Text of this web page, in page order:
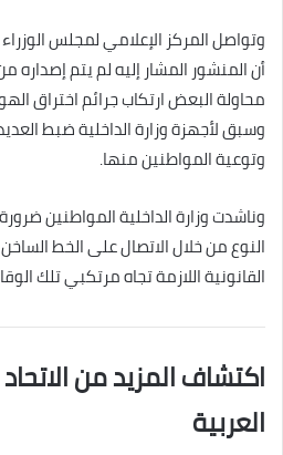
وتواصل المركز الإعلامي لمجلس
أن المنشور المشار إليه لم يتم إصداره
محاولة البعض ارتكاب جرائم اختراق
وسبق لأجهزة وزارة الداخلية ضبط
وتوعية المواطنين منها.
وناشدت وزارة الداخلية المواطنين
القانونية اللازمة تجاه مرتكبي تلك
اكتشاف المزيد من
العربية